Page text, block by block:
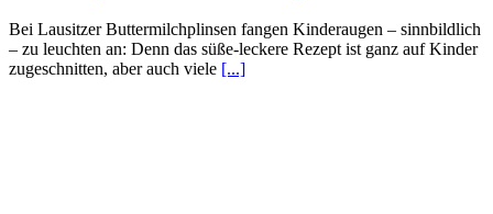
Bei Lausitzer Buttermilchplinsen fangen Kinderaugen – sinnbildlich
– zu leuchten an: Denn das süße-leckere Rezept ist ganz auf Kinder
zugeschnitten, aber auch viele [...]